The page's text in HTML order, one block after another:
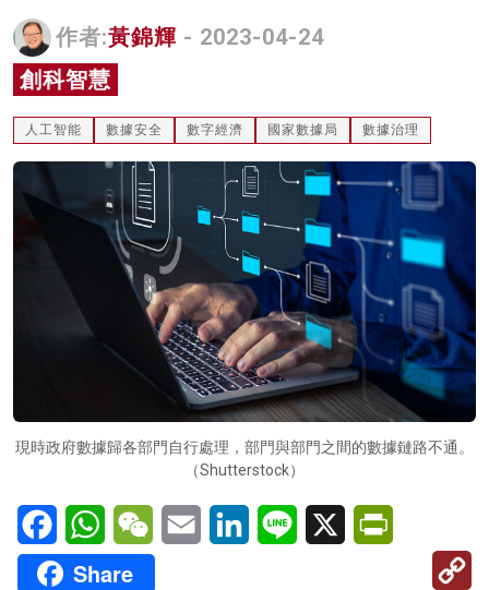
影片
名家榜
灼見活動
關於我們
作者:黃錦輝 - 2023-04-24
創科智慧
人工智能 數據安全 數字經濟 國家數據局 數據治理
現時政府數據歸各部門自行處理，部門與部門之間的數據鏈路不通。
（Shutterstock）
FacebookWhatsAppWeChatEmail LinkedInLine X
Share